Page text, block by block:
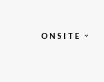
ONSITE